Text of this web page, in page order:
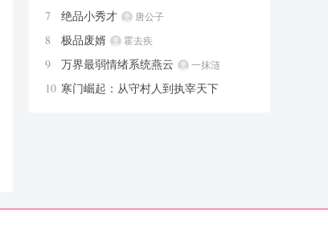
7 绝品小秀才 唐公子
8 极品废婿 霍去疾
9 万界最弱情绪系统燕云
一抹涟
漪
10 寒门崛起：从守村人到执宰天下